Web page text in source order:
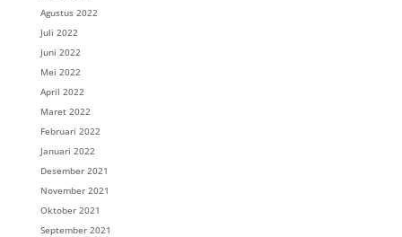
Agustus 2022
Juli 2022
Juni 2022
Mei 2022
April 2022
Maret 2022
Februari 2022
Januari 2022
Desember 2021
November 2021
Oktober 2021
September 2021